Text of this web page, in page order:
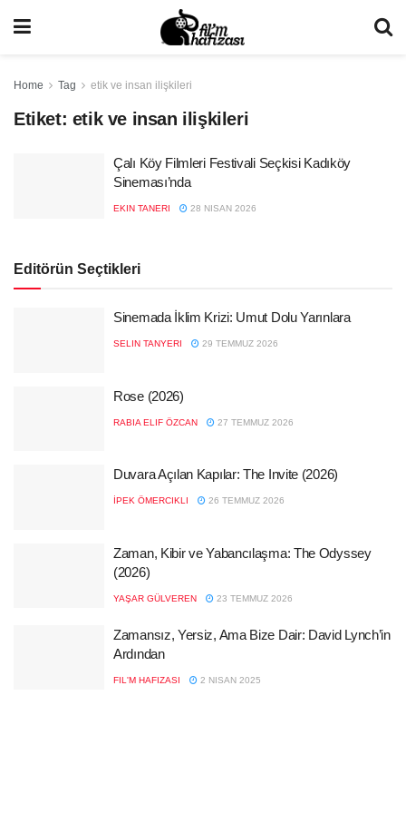
Home Tag etik ve insan ilişkileri
Etiket: etik ve insan ilişkileri
Çalı Köy Filmleri Festivali Seçkisi Kadıköy
Sineması’nda
EKIN TANERI 28 NISAN 2026
Editörün Seçtikleri
Sinemada İklim Krizi: Umut Dolu Yarınlara
SELIN TANYERI 29 TEMMUZ 2026
Rose (2026)
RABIA ELIF ÖZCAN 27 TEMMUZ 2026
Duvara Açılan Kapılar: The Invite (2026)
İPEK ÖMERCIKLI 26 TEMMUZ 2026
Zaman, Kibir ve Yabancılaşma: The Odyssey
(2026)
YAŞAR GÜLVEREN 23 TEMMUZ 2026
Zamansız, Yersiz, Ama Bize Dair: David Lynch’in
Ardından
FIL'M HAFIZASI 2 NISAN 2025